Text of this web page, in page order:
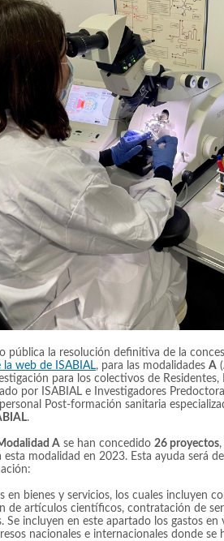
pública la resolución definitiva de la
web de ISABIAL, para las modalidades A
para los colectivos de
por ISABIAL e Investigadores
Post-formación sanitaria
.
A se han concedido 26 proyectos
esta modalidad en 2023. Esta ayuda será
en bienes y servicios, los cuales incluyen
de artículos científicos, contratación de
Se incluyen en este apartado los gastos en
nacionales e internacionales donde se